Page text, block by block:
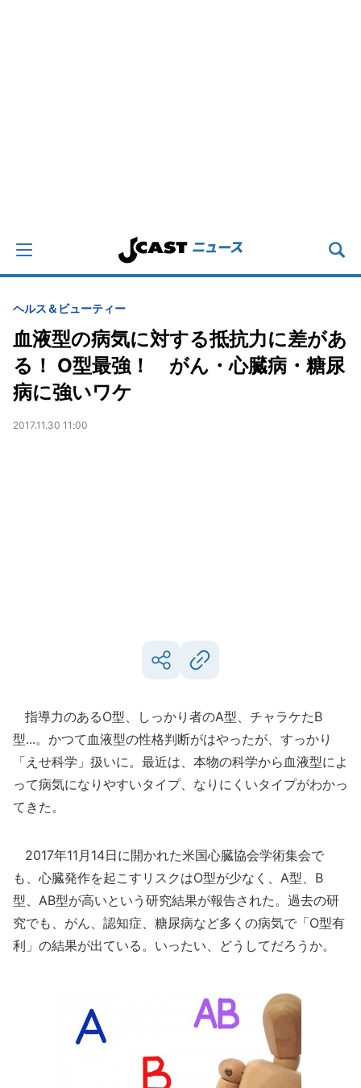
ヘルス＆ビューティー
血液型の病気に対する抵抗力に差があ
る！ O型最強！ がん・心臓病・糖尿
病に強いワケ
2017.11.30 11:00
指導力のあるO型、しっかり者のA型、チャラケたB
型...。かつて血液型の性格判断がはやったが、すっかり
「えせ科学」扱いに。最近は、本物の科学から血液型によ
って病気になりやすいタイプ、なりにくいタイプがわかっ
てきた。
2017年11月14日に開かれた米国心臓協会学術集会で
も、心臓発作を起こすリスクはO型が少なく、A型、B
型、AB型が高いという研究結果が報告された。過去の研
究でも、がん、認知症、糖尿病など多くの病気で「O型有
利」の結果が出ている。いったい、どうしてだろうか。